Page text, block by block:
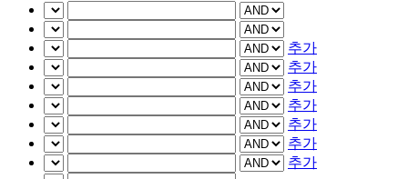
추가
추가
추가
추가
추가
추가
추가